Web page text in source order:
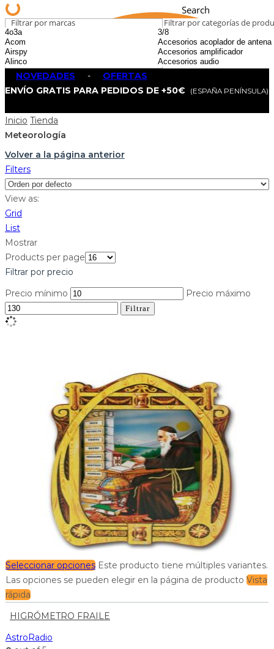
Search
Filtrar por marcas Filtrar por categorías de
NOVEDADES - OFERTAS
ENVÍO GRATIS PARA PEDIDOS DE +50€
(ESPAÑA PENÍNSULA)
Inicio Tienda
Meteorología
Volver a la página anterior
Filters
View as:
Grid
List
Mostrar
Products per page
Filtrar por precio
Precio mínimo
Precio máximo
Filtrar
Seleccionar opciones Este producto tiene múltiples variantes.
Las opciones se pueden elegir en la página de producto Vista
rápida
HIGRÓMETRO FRAILE
AstroRadio